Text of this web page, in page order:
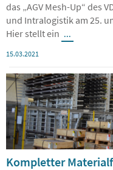
das „AGV Mesh-Up“ des
und Intralogistik am 25.
Hier stellt ein ...
15.03.2021
Kompletter